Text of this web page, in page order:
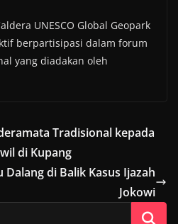
UNESCO Global Geopark
berpartisipasi dalam forum
yang diadakan oleh
Tradisional kepada
di Kupang
Dalang di Balik Kasus Ijazah
Jokowi